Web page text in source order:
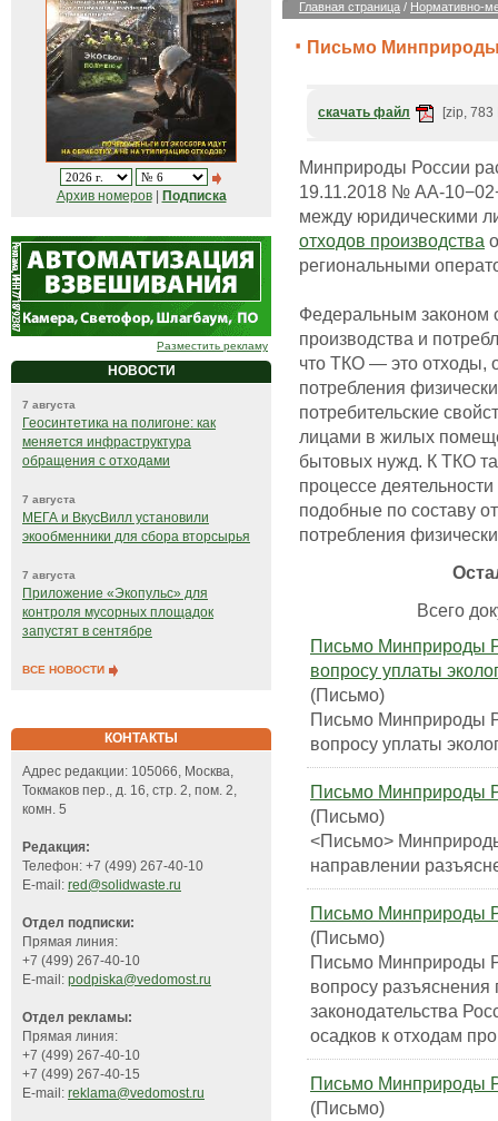
Архив номеров| Подписка
Разместить рекламу
НОВОСТИ
7 августа
Геосинтетика на полигоне: как
меняется инфраструктура
обращения с отходами
7 августа
МЕГА и ВкусВилл установили
экообменники для сбора вторсырья
7 августа
Приложение «Экопульс» для
контроля мусорных площадок
запустят в сентябре
ВСЕ НОВОСТИ
КОНТАКТЫ
Адрес редакции: 105066, Москва,
Токмаков пер., д. 16, стр. 2, пом. 2,
комн. 5
Редакция:
Телефон: +7 (499) 267-40-10
E-mail: red@solidwaste.ru
Отдел подписки:
Прямая линия:
+7 (499) 267-40-10
E-mail: podpiska@vedomost.ru
Отдел рекламы:
Прямая линия:
+7 (499) 267-40-10
+7 (499) 267-40-15
E-mail: reklama@vedomost.ru
Главная страница / Нормативно-
Письмо Минприроды
скачать файл [zip, 783
Минприроды России
19.11.2018 № АА-
между юридическими
отходов производства
региональными
Федеральным законом
производства и
что ТКО — это отходы,
потребления
потребительские
лицами в жилых
бытовых нужд. К ТКО
процессе
подобные по составу
потребления
Всего
Письмо Минприроды
вопросу уплаты
(Письмо)
Письмо Минприроды
вопросу уплаты
Письмо Минприроды
(Письмо)
<Письмо>
направлении
Письмо Минприроды
(Письмо)
Письмо Минприроды
вопросу
законодательства
осадков к отходам
Письмо Минприроды
(Письмо)